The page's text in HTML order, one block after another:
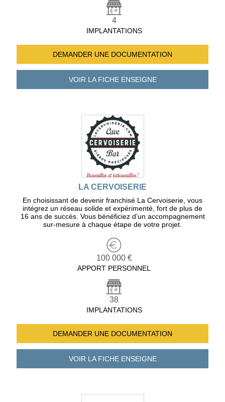
4
IMPLANTATIONS
DEMANDER UNE DOCUMENTATION
VOIR LA FICHEENSEIGNE
LA CERVOISERIE
En choisissant de devenir franchisé La Cervoiserie, vous
intégrez un réseau solide et expérimenté, fort de plus de
16 ans de succès. Vous bénéficiez d’un accompagnement
sur-mesure à chaque étape de votre projet.
100 000 €
APPORT PERSONNEL
38
IMPLANTATIONS
DEMANDER UNE DOCUMENTATION
VOIR LA FICHEENSEIGNE